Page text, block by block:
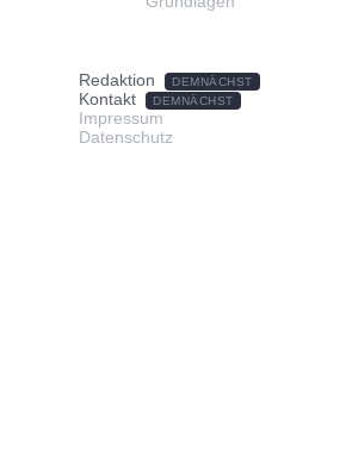
Redaktion DEMNÄCHST
Kontakt DEMNÄCHST
Impressum
Datenschutz